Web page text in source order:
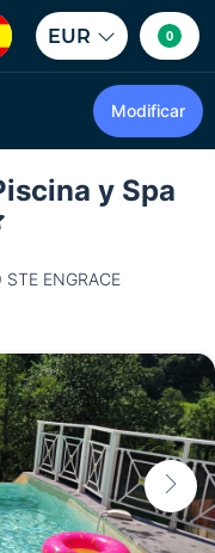
EUR 0
Modificar
y Spa
ENGRACE